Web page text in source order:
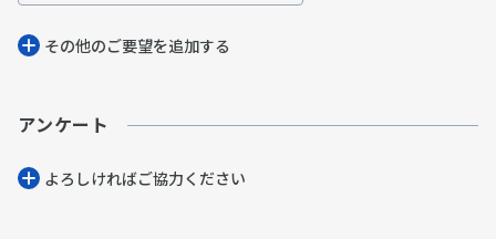
その他のご要望を追加する
アンケート
よろしければご協⼒ください